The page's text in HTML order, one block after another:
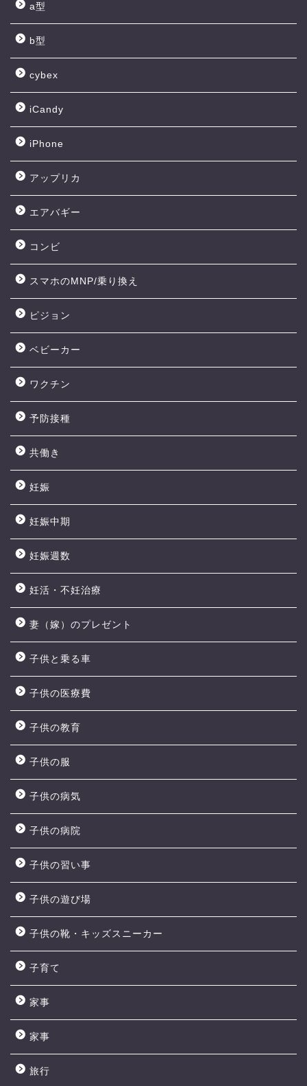
a型
b型
cybex
iCandy
iPhone
アップリカ
エアバギー
コンビ
スマホのMNP/乗り換え
ピジョン
ベビーカー
ワクチン
予防接種
共働き
妊娠
妊娠中期
妊娠週数
妊活・不妊治療
妻（嫁）のプレゼント
子供と乗る車
子供の医療費
子供の教育
子供の服
子供の病気
子供の病院
子供の習い事
子供の遊び場
子供の靴・キッズスニーカー
子育て
家事
家事
旅行